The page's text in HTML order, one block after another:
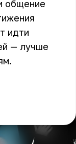
общение
идти
— лучше